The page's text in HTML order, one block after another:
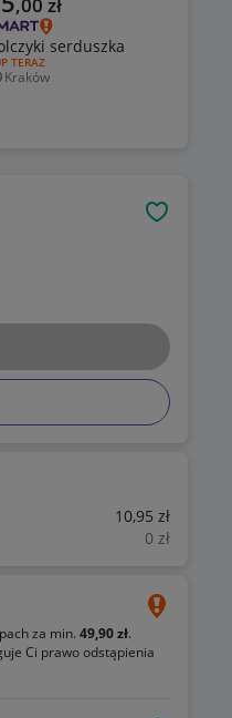
,00 zł
serduszka
OFERTY:
TERAZ
Kraków
Obserwuj
10,95 zł
0 zł
za min. 49,90 zł.
Ci prawo odstąpienia